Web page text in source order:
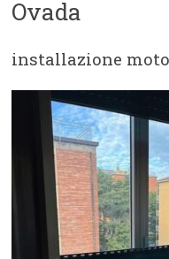
Ovada
installazione